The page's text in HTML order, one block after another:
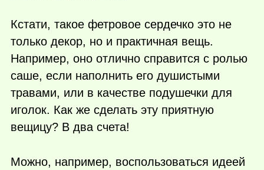
Кстати, такое фетровое сердечко это не
только декор, но и практичная вещь.
Например, оно отлично справится с ролью
саше, если наполнить его душистыми
травами, или в качестве подушечки для
иголок. Как же сделать эту приятную
вещицу? В два счета!
Можно, например, воспользоваться идеей